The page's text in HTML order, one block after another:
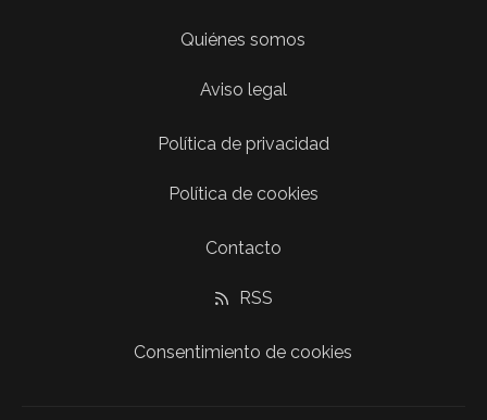
Quiénes somos
Aviso legal
Política de privacidad
Política de cookies
Contacto
RSS
Consentimiento de cookies